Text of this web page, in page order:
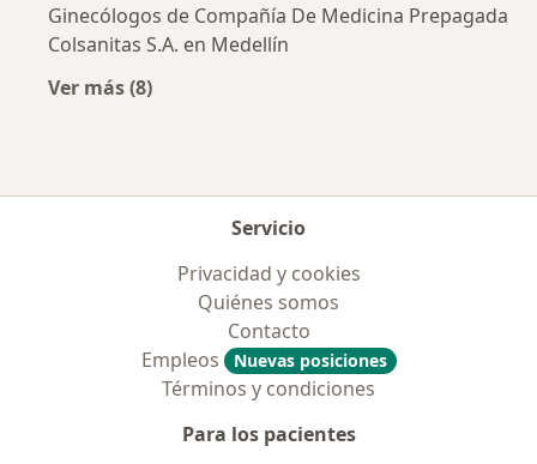
Ginecólogos de Compañía De Medicina Prepagada
Colsanitas S.A. en Medellín
Ver más (8)
Servicio
Privacidad y cookies
Quiénes somos
Contacto
Empleos
Nuevas posiciones
Términos y condiciones
Para los pacientes